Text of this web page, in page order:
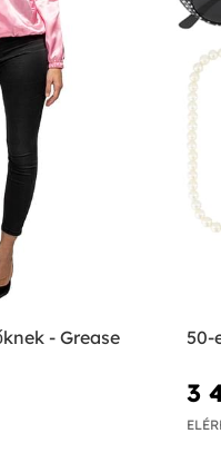
- Grease 50-
3